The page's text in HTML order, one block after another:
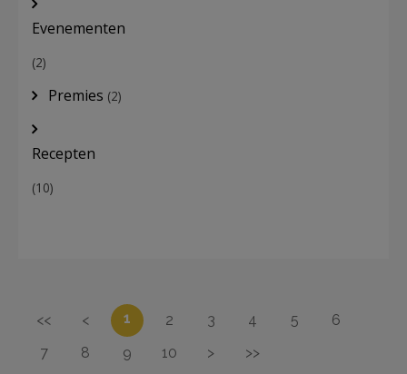
Evenementen
(2)
Premies (2)
Recepten
(10)
<< < 1 2 3 4 5
6
7
8 9 10 > >>